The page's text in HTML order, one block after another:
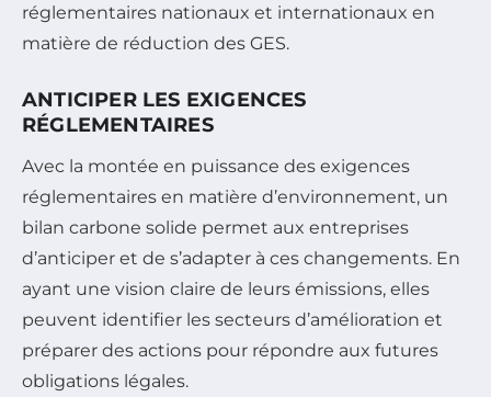
réglementaires nationaux et internationaux en
matière de réduction des GES.
ANTICIPER LES EXIGENCES
RÉGLEMENTAIRES
Avec la montée en puissance des exigences
réglementaires en matière d’environnement, un
bilan carbone solide permet aux entreprises
d’anticiper et de s’adapter à ces changements. En
ayant une vision claire de leurs émissions, elles
peuvent identifier les secteurs d’amélioration et
préparer des actions pour répondre aux futures
obligations légales.